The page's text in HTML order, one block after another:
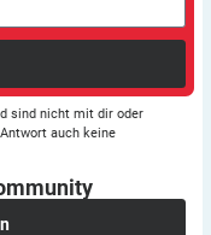
sind nicht mit dir oder
auch keine